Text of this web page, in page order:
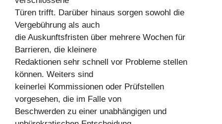
Türen trifft. Darüber hinaus sorgen sowohl die
Vergebührung als auch
die Auskunftsfristen über mehrere Wochen für
Barrieren, die kleinere
Redaktionen sehr schnell vor Probleme stellen
können. Weiters sind
keinerlei Kommissionen oder Prüfstellen
vorgesehen, die im Falle von
Beschwerden zu einer unabhängigen und